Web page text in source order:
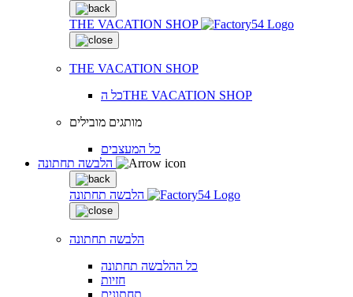
THE VACATION SHOP
THE VACATION SHOP
כל הTHE VACATION SHOP
מותגים מובילים
כל המעצבים
הלבשה תחתונה
הלבשה תחתונה
כל ההלבשה תחתונה
חזיות
תחתונים